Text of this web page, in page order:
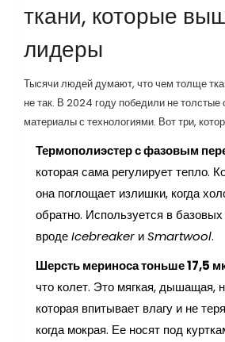
ткани, которые
лидеры
Тысячи людей думают, что чем толще
не так. В 2024 году победили не толстые
материалы с технологиями. Вот три,
Термополиэстер с фазовым
которая сама регулирует тепло.
она поглощает излишки, когда
обратно. Используется в
вродеIcebreaker иSmartwool.
Шерсть мериноса тоньше 17,5
что колет. Это мягкая, дышащая,
которая впитывает влагу и не
когда мокрая. Ее носят под